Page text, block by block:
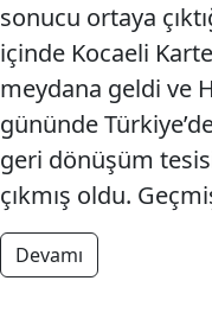
sonucu ortaya
içinde Kocaeli
meydana geldi ve
gününde
geri dönüşüm
çıkmış oldu.
Devamı